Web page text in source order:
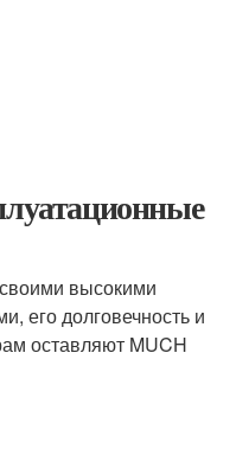
высокими
его долговечность и
оставляют MUCH